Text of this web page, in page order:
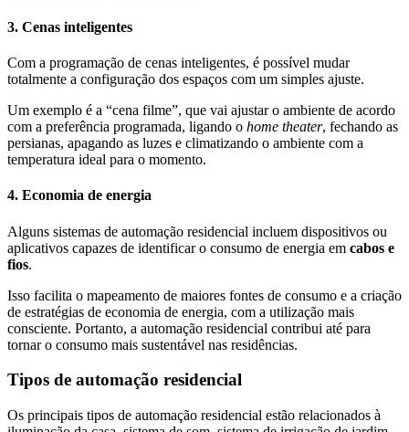
3. Cenas inteligentes
Com a programação de cenas inteligentes, é possível mudar
totalmente a configuração dos espaços com um simples ajuste.
Um exemplo é a “cena filme”, que vai ajustar o ambiente de acordo
com a preferência programada, ligando o home theater, fechando as
persianas, apagando as luzes e climatizando o ambiente com a
temperatura ideal para o momento.
4. Economia de energia
Alguns sistemas de automação residencial incluem dispositivos ou
aplicativos capazes de identificar o consumo de energia em cabos e
fios.
Isso facilita o mapeamento de maiores fontes de consumo e a criação
de estratégias de economia de energia, com a utilização mais
consciente. Portanto, a automação residencial contribui até para
tornar o consumo mais sustentável nas residências.
Tipos de automação residencial
Os principais tipos de automação residencial estão relacionados à